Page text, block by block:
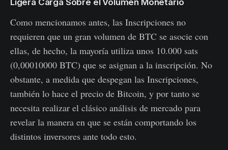
Ligera Carga Sobre el Volumen Monetario
Como mencionamos antes, las Inscripciones no
requieren que un gran volumen de BTC se asocie con
ellas, de hecho, la mayoría utiliza unos 10.000 sats
(0,00010000 BTC) que se asignan a la inscripción. No
obstante, a medida que despegan las Inscripciones,
también lo hace el precio de Bitcoin, y por tanto se
necesita realizar el clásico análisis de mercado para
revelar la manera en que se están comportando los
distintos inversores ante todo esto.